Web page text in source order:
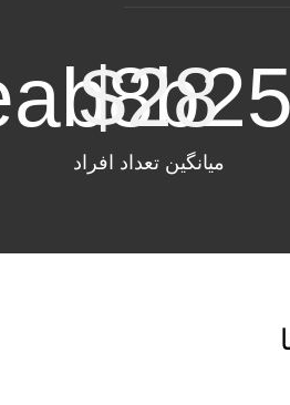
8b
$28
میانگین تعداد افراد